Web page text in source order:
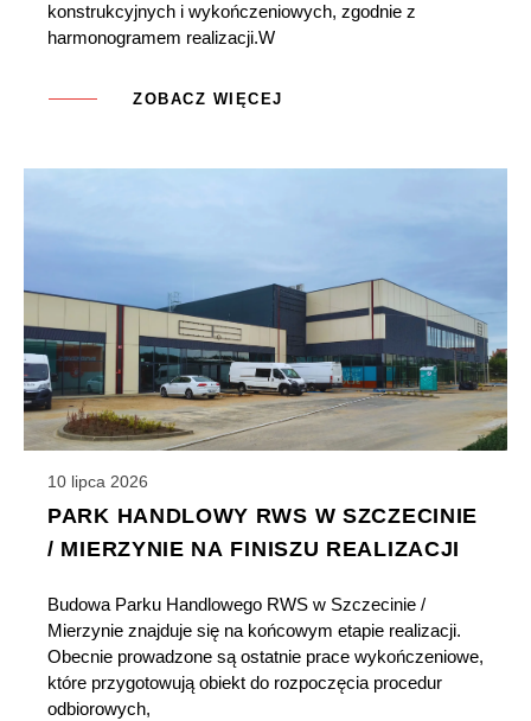
konstrukcyjnych i wykończeniowych, zgodnie z
harmonogramem realizacji.W
ZOBACZ WIĘCEJ
10 lipca 2026
PARK HANDLOWY RWS W SZCZECINIE
/ MIERZYNIE NA FINISZU REALIZACJI
Budowa Parku Handlowego RWS w Szczecinie /
Mierzynie znajduje się na końcowym etapie realizacji.
Obecnie prowadzone są ostatnie prace wykończeniowe,
które przygotowują obiekt do rozpoczęcia procedur
odbiorowych,